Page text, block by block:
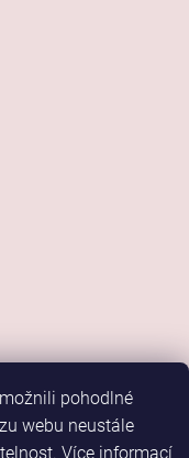
pohodlné
webu neustále
Více informací